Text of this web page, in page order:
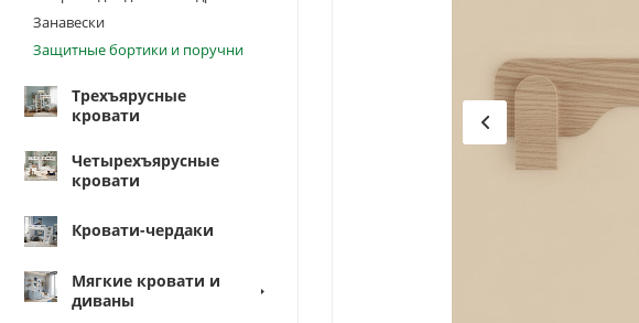
Занавески
Защитные бортики и поручни
Трехъярусные
кровати
Четырехъярусные
кровати
Кровати-чердаки
Мягкие кровати и
диваны